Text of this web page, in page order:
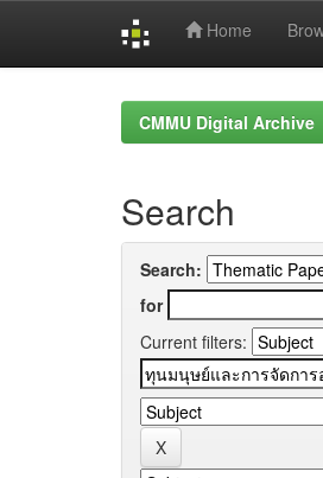
Home
CMMU Digital Archive
Search
Search:
for
Current filters: